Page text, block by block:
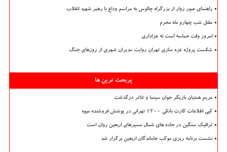
راهنمای عبور زوار از بزرگراه چالوس به مراسم وداع با رهبر شهید انقلاب
مقتل شب چهارم ماه محرم
امروز وقت حماسه است نه عزاداری
شکست پروژه غزه سازی تهران روایت مدیران شهری از روزهای جنگ
پربحث ترین ها
مریم همتیان بازیگر جوان سینما و تئاتر درگذشت
کپی اطلاعات کارت بانکی ۱۲۰۰ تهرانی در پوشش فروشنده میوه
ترافیک سنگین در جاده های شمال مسیرهای اربعین روان است
نشست برنامه ریزی موکب جاماندگان اربعین برگزار شد